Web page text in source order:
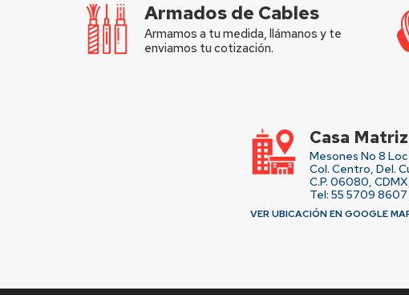
Armados de Cables
Armamos a tu medida, llámanos y te
enviamos tu cotización.
Casa
Mesones No 8 Loc
Col. Centro, Del.
C.P. 06080,
Tel: 55 5709 8607
VER UBICACIÓN EN GOOGLE